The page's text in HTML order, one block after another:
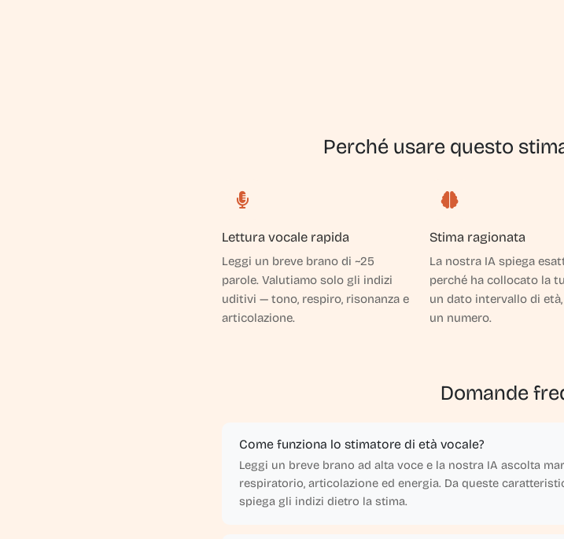
Perché usare questo
Lettura vocale rapida
Leggi un breve brano di ~25
parole. Valutiamo solo gli indizi
uditivi — tono, respiro, risonanza e
articolazione.
Stima ragionata
La nostra IA spiega
perché ha collocato la
un dato intervallo di
un numero.
Domande
Come funziona lo stimatore di età vocale?
Leggi un breve brano ad alta voce e la nostra IA ascolta
respiratorio, articolazione ed energia. Da queste
spiega gli indizi dietro la stima.